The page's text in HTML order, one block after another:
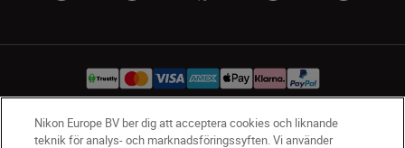
Nikon Europe BV ber dig att acceptera cookies och liknande
teknik för analys- och marknadsföringssyften. Vi använder